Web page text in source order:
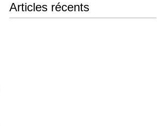
Articles récents